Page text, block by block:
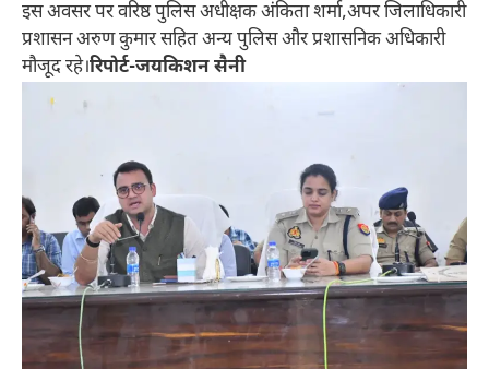
इस अवसर पर वरिष्ठ पुलिस अधीक्षक अंकिता शर्मा,अपर जिलाधिकारी
प्रशासन अरुण कुमार सहित अन्य पुलिस और प्रशासनिक अधिकारी
मौजूद रहे।रिपोर्ट-जयकिशन सैनी